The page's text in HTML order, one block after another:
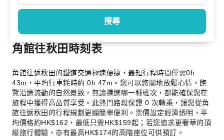
搜尋
角館往秋田時刻表
角館往返秋田的鐵道交通極速便捷，最短行程時間僅需0h
43m，平均行車耗時約 0h 47m。您可以悠閒地放鬆心情，飽
覽沿途流動的自然景致，無論揀選哪一種班次，都能確保您在
旅程中獲得高品質享受。此熱門路段保證 0 次轉乘，讓您從角
館往返秋田的行程規劃更顯簡單便利。票價設定經濟透明，平
均價格約HK$162，最低只需HK$159起；若您追求更奢華的頂
級旅行體驗，亦有最高HK$174的高階座位可供預訂。